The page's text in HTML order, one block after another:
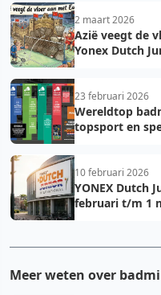
2 maart 2026
Azië veegt de
Yonex Dutch
23 februari 2026
Wereldtop
topsport en
10 februari 2026
YONEX Dutch
februari t/m 1
Meer weten over